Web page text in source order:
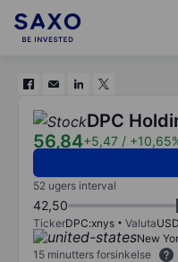
DPC
56,84+5,47 /
52 ugers interval
42,50
TickerDPC:xnys ValutaUSD
New
15 minutters forsinkelse